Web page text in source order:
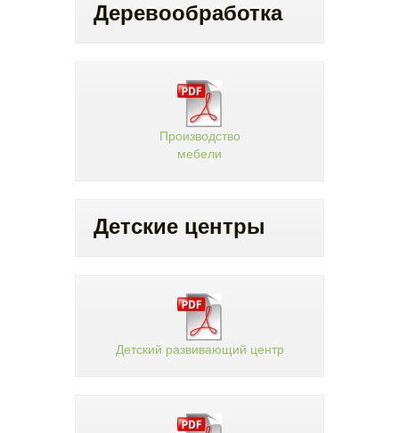
Деревообработка
Производство
мебели
Детские центры
Детский развивающий центр